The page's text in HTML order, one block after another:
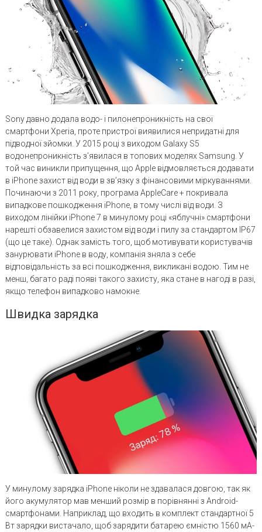
Sony давно додала водо- і пилонепроникність на свої
смартфони Xperia, проте пристрої виявилися непридатні для
підводної зйомки. У 2015 році з виходом Galaxy S5
водонепроникність з’явилася в топових моделях Samsung. У
той час виникли припущення, що Apple відмовляється додавати
в iPhone захист від води в зв’язку з фінансовими міркуваннями.
Починаючи з 2011 року, програма AppleCare + покривала
випадкове пошкодження iPhone, в тому числі від води. З
виходом лінійки iPhone 7 в минулому році «яблучні» смартфони
нарешті обзавелися захистом від води і пилу за стандартом IP67
(що це таке). Однак замість того, щоб мотивувати користувачів
занурювати iPhone в воду, компанія зняла з себе
відповідальність за всі пошкодження, викликані водою. Тим не
менш, багато раді появі такого захисту, яка стане в нагоді в разі,
якщо телефон випадково намокне.
Швидка зарядка
У минулому зарядка iPhone ніколи не здавалася довгою, так як
його акумулятор мав менший розмір в порівнянні з Android-
смартфонами. Наприклад, що входить в комплект стандартної 5
Вт зарядки вистачало, щоб зарядити батарею ємністю 1560 мА-